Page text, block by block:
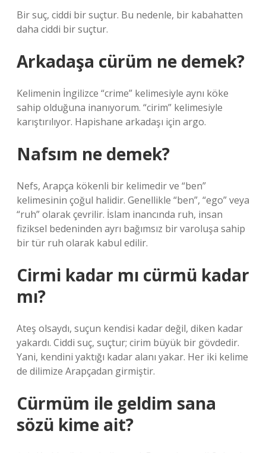
Bir suç, ciddi bir suçtur. Bu nedenle, bir kabahatten
daha ciddi bir suçtur.
Arkadaşa cürüm ne demek?
Kelimenin İngilizce “crime” kelimesiyle aynı köke
sahip olduğuna inanıyorum. “cirim” kelimesiyle
karıştırılıyor. Hapishane arkadaşı için argo.
Nafsım ne demek?
Nefs, Arapça kökenli bir kelimedir ve “ben”
kelimesinin çoğul halidir. Genellikle “ben”, “ego” veya
“ruh” olarak çevrilir. İslam inancında ruh, insan
fiziksel bedeninden ayrı bağımsız bir varoluşa sahip
bir tür ruh olarak kabul edilir.
Cirmi kadar mı cürmü kadar
mı?
Ateş olsaydı, suçun kendisi kadar değil, diken kadar
yakardı. Ciddi suç, suçtur; cirim büyük bir gövdedir.
Yani, kendini yaktığı kadar alanı yakar. Her iki kelime
de dilimize Arapçadan girmiştir.
Cürmüm ile geldim sana
sözü kime ait?